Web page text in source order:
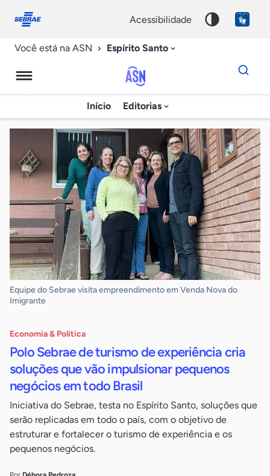
conosco
acessibilidade
Você está na ASN Espírito Santo
Agência
Sebrae
de
Notícias
Início Editorias
Dados
para
chave
Equipe do Sebrae visita empreendimento em Venda Nova do
Imigrante
Economia & Política
Polo Sebrae de turismo de experiência cria
soluções que vão impulsionar pequenos
negócios em todo Brasil
Iniciativa do Sebrae, testa no Espírito Santo, soluções que
serão replicadas em todo o país, com o objetivo de
estruturar e fortalecer o turismo de experiência e os
pequenos negócios.